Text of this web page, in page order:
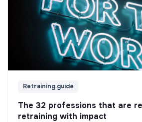
Retraining guide
The 32 professions that are
retraining with impact